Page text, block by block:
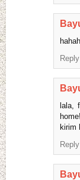
Reply
lala,
kirim
Reply